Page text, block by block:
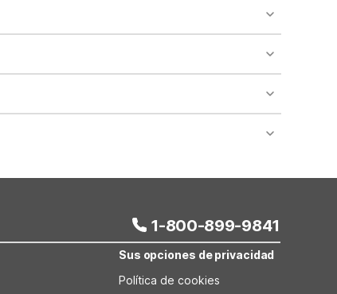
of the property.
regarding specific pet policies and any
1-800-899-9841
Sus opciones de privacidad
Política de cookies